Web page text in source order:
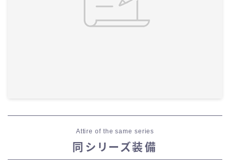
Attire of the same series
同シリーズ装備